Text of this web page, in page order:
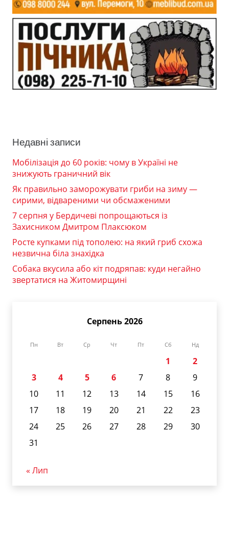
Недавні записи
Мобілізація до 60 років: чому в Україні не
знижують граничний вік
Як правильно заморожувати гриби на зиму —
сирими, відвареними чи обсмаженими
7 серпня у Бердичеві попрощаються із
Захисником Дмитром Плаксюком
Росте купками під тополею: на який гриб схожа
незвична біла знахідка
Собака вкусила або кіт подряпав: куди негайно
звертатися на Житомирщині
Серпень 2026
Пн Вт Ср Чт Пт Сб Нд
1
2
3
4 5 6 7 8
9
10
11 12 13 14 15
16
17
18 19 20 21 22
23
24
25 26 27 28 29
30
31
« Лип